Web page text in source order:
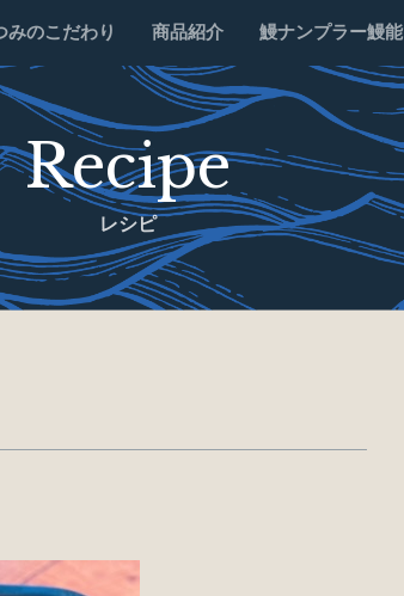
みのこだわり 商品紹介 鰻ナンプラー鰻能
Recipe
レシピ